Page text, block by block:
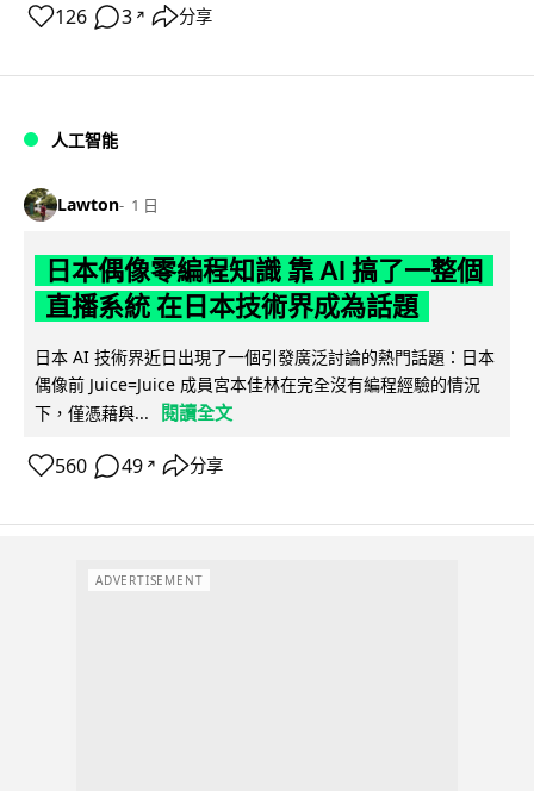
126 3 ↗ 分享
人工智能
Lawton 1 日
日本偶像零編程知識 靠 AI 搞了一整個
直播系統 在日本技術界成為話題
日本 AI 技術界近日出現了一個引發廣泛討論的熱門話題：日本
偶像前 Juice=Juice 成員宮本佳林在完全沒有編程經驗的情況
下，僅憑藉與...
閱讀全文
560 49 ↗ 分享
ADVERTISEMENT